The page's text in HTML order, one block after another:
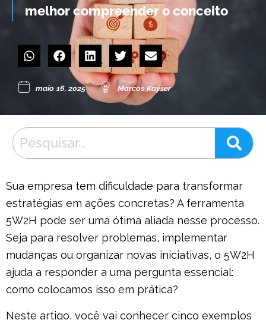
melhor compreender o conceito
maio 16, 2025 Marcos Kayser
Sua empresa tem dificuldade para transformar
estratégias em ações concretas? A ferramenta
5W2H pode ser uma ótima aliada nesse processo.
Seja para resolver problemas, implementar
mudanças ou organizar novas iniciativas, o 5W2H
ajuda a responder a uma pergunta essencial:
como colocamos isso em prática?
Neste artigo, você vai conhecer cinco exemplos